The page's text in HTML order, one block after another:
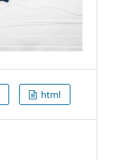
html